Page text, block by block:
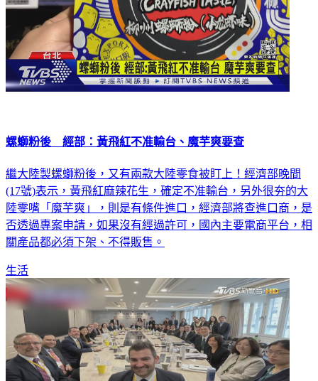
螺螄粉後 經部：黃飛紅不准輸台、魔芋爽要查
繼大陸製螺螄粉後，又有兩款大陸零食被盯上！經濟部晚間
(17號)表示，黃飛紅麻辣花生，確定不准輸台，另外很夯的大
陸零嘴「魔芋爽」，則是有條件進口，經濟部將查進口商，是
否透過專案申請，如果沒有經過許可，國內主要電商平台，相
關產品都必須下架、不得販售。
生活